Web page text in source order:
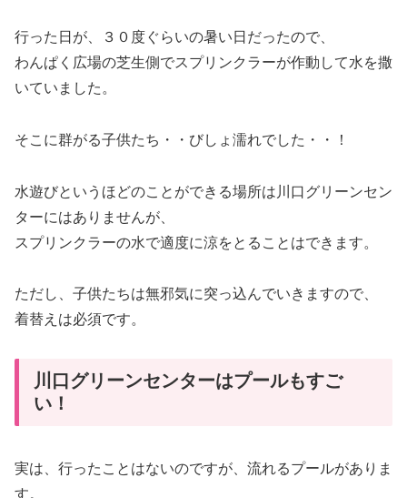
行った日が、３０度ぐらいの暑い日だったので、
わんぱく広場の芝生側でスプリンクラーが作動して水を撒
いていました。
そこに群がる子供たち・・びしょ濡れでした・・！
水遊びというほどのことができる場所は川口グリーンセン
ターにはありませんが、
スプリンクラーの水で適度に涼をとることはできます。
ただし、子供たちは無邪気に突っ込んでいきますので、
着替えは必須です。
川口グリーンセンターはプールもすご
い！
実は、行ったことはないのですが、流れるプールがありま
す。